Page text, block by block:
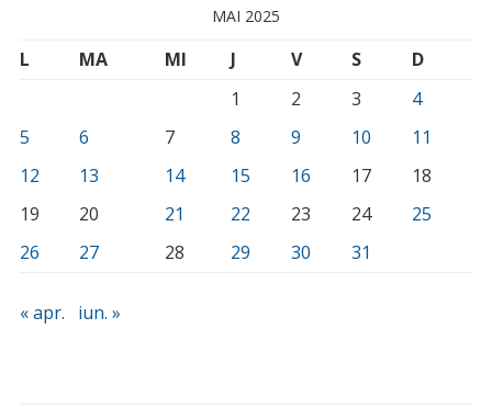
MAI 2025
L MA MI J V S
D
1
2 3
4
5
6 7 8 9 10
11
12
13 14 15 16 17
18
19
20 21 22 23 24
25
26
27 28 29 30 31
« apr. iun. »